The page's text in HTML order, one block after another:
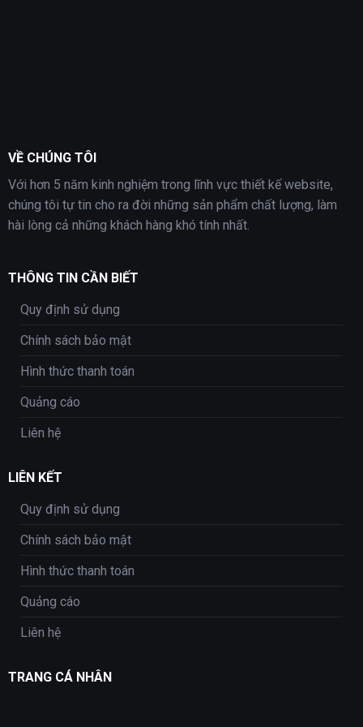
VỀ CHÚNG TÔI
Với hơn 5 năm kinh nghiệm trong lĩnh vực thiết kế website,
chúng tôi tự tin cho ra đời những sản phẩm chất lượng, làm
hài lòng cả những khách hàng khó tính nhất.
THÔNG TIN CẦN BIẾT
Quy định sử dụng
Chính sách bảo mật
Hình thức thanh toán
Quảng cáo
Liên hệ
LIÊN KẾT
Quy định sử dụng
Chính sách bảo mật
Hình thức thanh toán
Quảng cáo
Liên hệ
TRANG CÁ NHÂN